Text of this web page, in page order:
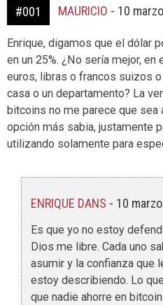
#001 MAURICIO - 10
Enrique, digamos que el dólar
en un 25%. ¿No sería mejor, en
euros, libras o francos suizos
casa o un departamento? La
bitcoins no me parece que
opción más sabia, justamente
utilizando solamente para
ENRIQUE DANS - 10
Es que yo no estoy
Dios me libre. Cada uno
asumir y la confianza que
estoy describiendo. Lo
que nadie ahorre en